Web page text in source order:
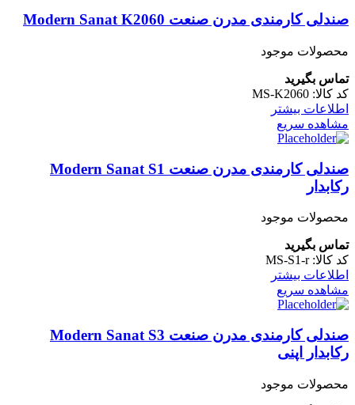
صندلی کارمندی مدرن صنعت Modern Sanat K2060
محصولات موجود
تماس بگیرید
کد کالا: MS-K2060
اطلاعات بیشتر
مشاهده سریع
صندلی کارمندی مدرن صنعت Modern Sanat S1
رکابدار
محصولات موجود
تماس بگیرید
کد کالا:MS-S1-r
اطلاعات بیشتر
مشاهده سریع
صندلی کارمندی مدرن صنعت Modern Sanat S3
رکابدار اپنی
محصولات موجود